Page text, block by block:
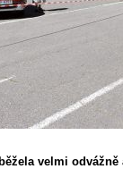
velmi